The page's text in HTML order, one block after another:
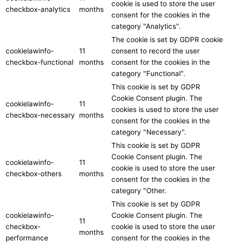
checkbox-analytics
months
cookie is used to store the user
consent for the cookies in the
category "Analytics".
cookielawinfo-
checkbox-functional
11
months
The cookie is set by GDPR cookie
consent to record the user
consent for the cookies in the
category "Functional".
cookielawinfo-
checkbox-necessary
11
months
This cookie is set by GDPR
Cookie Consent plugin. The
cookies is used to store the user
consent for the cookies in the
category "Necessary".
cookielawinfo-
checkbox-others
11
months
This cookie is set by GDPR
Cookie Consent plugin. The
cookie is used to store the user
consent for the cookies in the
category "Other.
cookielawinfo-
checkbox-
performance
11
months
This cookie is set by GDPR
Cookie Consent plugin. The
cookie is used to store the user
consent for the cookies in the